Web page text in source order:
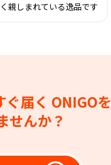
親しまれている逸品です
届く ONIGOを
せんか？